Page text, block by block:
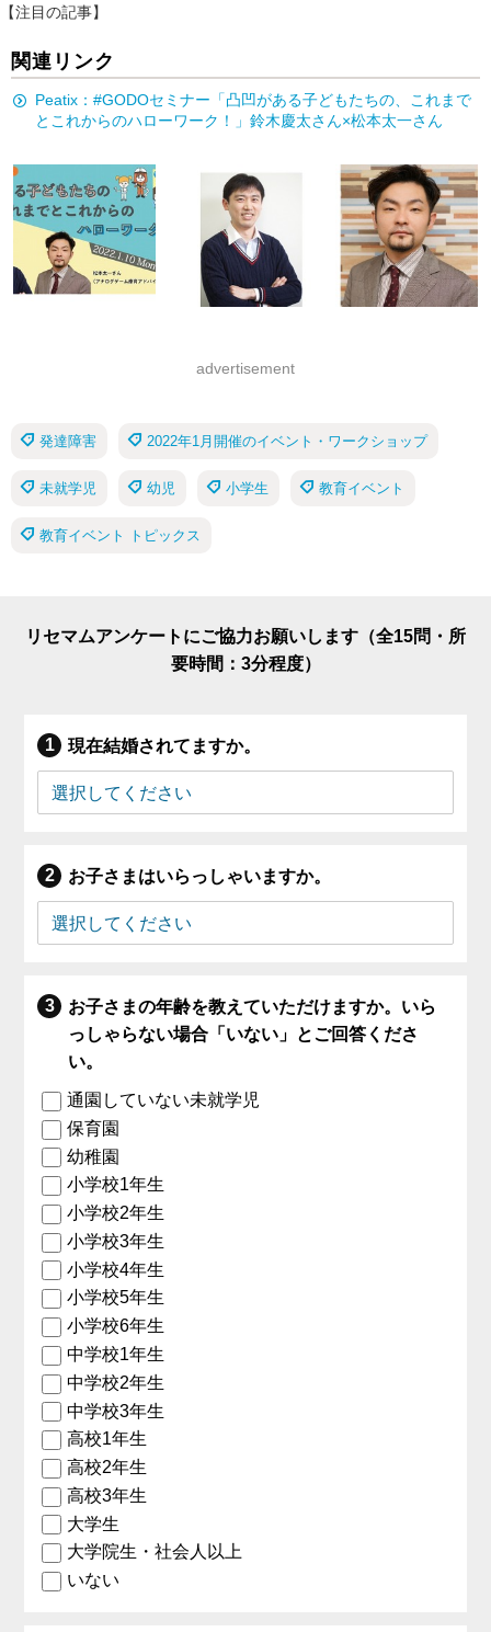
【注目の記事】
関連リンク
Peatix：#GODOセミナー「凸凹がある子どもたちの、これまで
とこれからのハローワーク！」鈴木慶太さん×松本太一さん
advertisement
発達障害 2022年1月開催のイベント・ワークショップ
未就学児 幼児 小学生 教育イベント
教育イベント トピックス
リセマムアンケートにご協力お願いします（全15問・所
要時間：3分程度）
現在結婚されてますか。
お子さまはいらっしゃいますか。
お子さまの年齢を教えていただけますか。いら
っしゃらない場合「いない」とご回答くださ
い。
通園していない未就学児
保育園
幼稚園
小学校1年生
小学校2年生
小学校3年生
小学校4年生
小学校5年生
小学校6年生
中学校1年生
中学校2年生
中学校3年生
高校1年生
高校2年生
高校3年生
大学生
大学院生・社会人以上
いない